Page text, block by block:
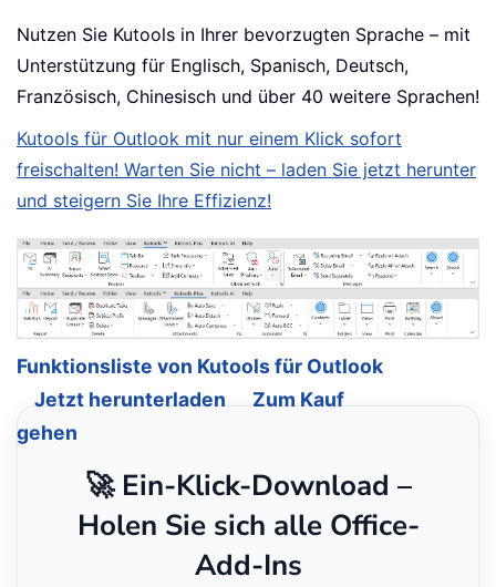
Nutzen Sie Kutools in Ihrer bevorzugten Sprache – mit
Unterstützung für Englisch, Spanisch, Deutsch,
Französisch, Chinesisch und über 40 weitere Sprachen!
Kutools für Outlook mit nur einem Klick sofort
freischalten! Warten Sie nicht – laden Sie jetzt herunter
und steigern Sie Ihre Effizienz!
Funktionsliste von Kutools für Outlook
Jetzt herunterladen
Zum Kauf
gehen
🚀 Ein-Klick-Download –
Holen Sie sich alle Office-
Add-Ins